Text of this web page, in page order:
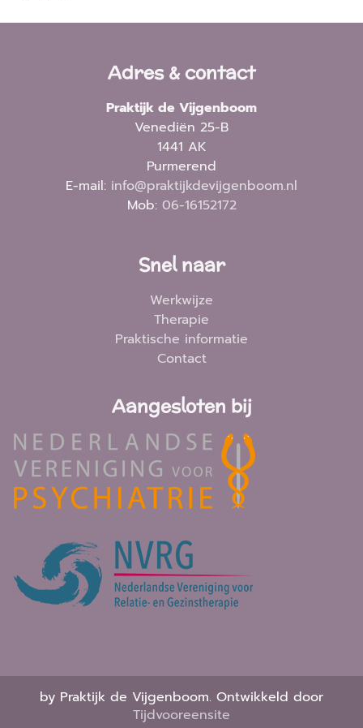
Adres & contact
Praktijk de Vijgenboom
Venediën 25-B
1441 AK
Purmerend
E-mail: info@praktijkdevijgenboom.nl
Mob: 06-16152172
Snel naar
Werkwijze
Therapie
Praktische informatie
Contact
Aangesloten bij
by Praktijk de Vijgenboom. Ontwikkeld door
Tijdvooreensite